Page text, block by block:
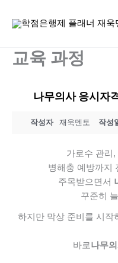
로 교육 과정
나무의사 응시자
작성자 재욱멘토 작성
가로수 관리,
병해충 예방까지
주목받으면서
꾸준히
하지만 막상 준비를 시작
바로나무